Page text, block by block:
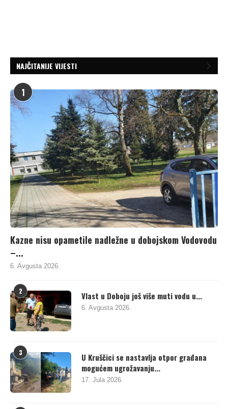
NAJČITANIJE VIJESTI
1
Kazne nisu opametile nadležne u dobojskom Vodovodu
–...
6. Avgusta 2026.
2 Vlast u Doboju još više muti vodu u...
6. Avgusta 2026.
3
U Kruščici se nastavlja otpor građana
mogućem ugrožavanju...
17. Jula 2026.